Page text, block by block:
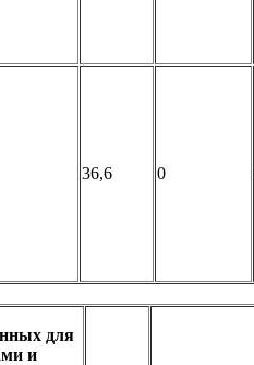
36,6 0
для
и